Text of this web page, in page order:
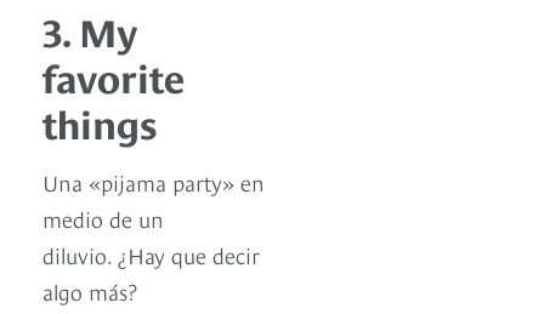
3. My
favorite
things
Una «pijama party» en
medio de un
diluvio. ¿Hay que decir
algo más?